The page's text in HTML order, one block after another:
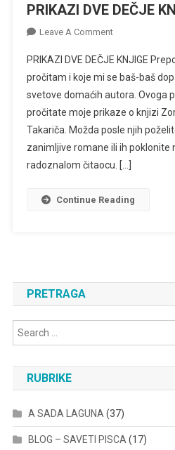
PRIKAZI DVE DEČJE
Leave A CommentOn
DVE
DEČJE
KNJIGE
PRIKAZI DVE DEČJE KNJIGE
pročitam i koje mi se baš-baš
svetove domaćih autora. Ovoga
pročitate moje prikaze o knjizi
Takariča. Možda posle njih
zanimljive romane ili ih poklonite
radoznalom čitaocu. […]
Continue Reading
PRETRAGA
RUBRIKE
A SADA LAGUNA (37)
BLOG – SAVETI PISCA (17)